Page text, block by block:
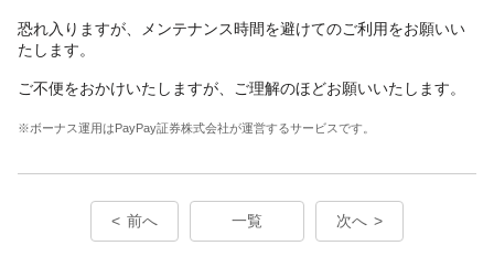
恐れ入りますが、メンテナンス時間を避けてのご利用をお願いい
たします。
ご不便をおかけいたしますが、ご理解のほどお願いいたします。
※ボーナス運用はPayPay証券株式会社が運営するサービスです。
前へ 一覧 次へ